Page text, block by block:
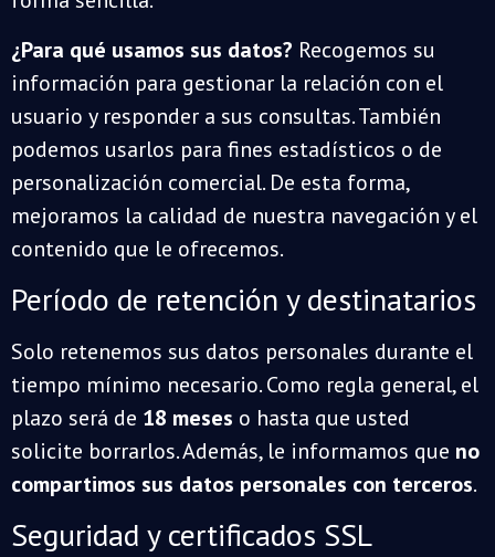
¿Para qué usamos sus datos? Recogemos su
información para gestionar la relación con el
usuario y responder a sus consultas. También
podemos usarlos para fines estadísticos o de
personalización comercial. De esta forma,
mejoramos la calidad de nuestra navegación y el
contenido que le ofrecemos.
Período de retención y destinatarios
Solo retenemos sus datos personales durante el
tiempo mínimo necesario. Como regla general, el
plazo será de 18 meses o hasta que usted
solicite borrarlos. Además, le informamos que no
compartimos sus datos personales con terceros.
Seguridad y certificados SSL